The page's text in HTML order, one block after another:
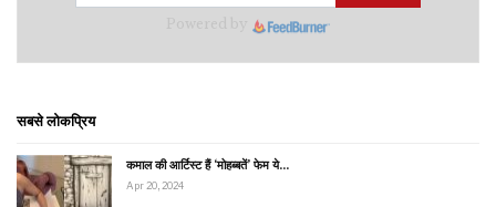
सबसे लोकप्रिय
कमाल की आर्टिस्ट हैं ‘मोहब्बतें’ फेम ये…
Apr 20, 2024